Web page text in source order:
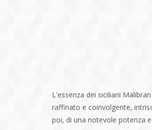
L'essenza dei siciliani
raffinato e coinvolgente,
poi, di una notevole potenza